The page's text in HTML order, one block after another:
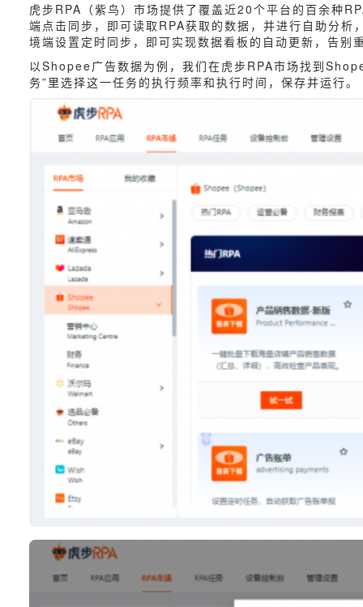
虎步RPA（紫鸟）市场提供了覆盖近20个平台的百余种
端点击同步，即可读取RPA获取的数据，并进行自助分
境端设置定时同步，即可实现数据看板的自动更新，告别
以Shopee广告数据为例，我们在虎步RPA市场找到
务”里选择这一任务的执行频率和执行时间，保存并运行。